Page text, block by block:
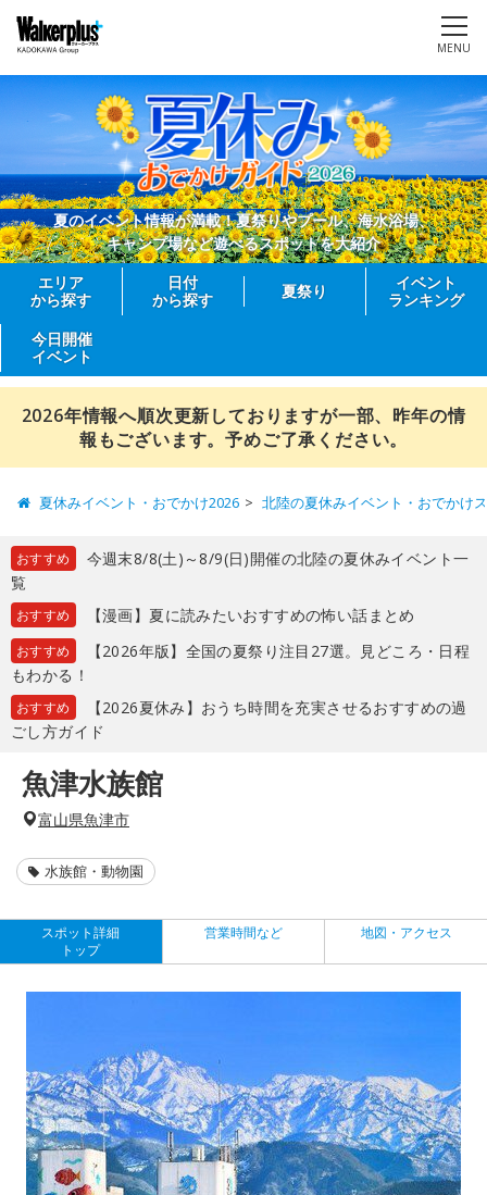
MENU
夏のイベント情報が満載！夏祭りやプール、海水浴場、
キャンプ場など遊べるスポットを大紹介
エリア
から探す
日付
から探す
夏祭り
イベント
ランキング
今日開催
イベント
2026年情報へ順次更新しておりますが一部、昨年の情
報もございます。予めご了承ください。
夏休みイベント・おでかけ2026 北陸の夏休みイベント・おでかけ
おすすめ
今週末8/8(土)～8/9(日)開催の北陸の夏休みイベント一
覧
おすすめ 【漫画】夏に読みたいおすすめの怖い話まとめ
おすすめ
【2026年版】全国の夏祭り注目27選。見どころ・日程
もわかる！
おすすめ
【2026夏休み】おうち時間を充実させるおすすめの過
ごし方ガイド
魚津水族館
富山県魚津市
水族館・動物園
スポット詳細
トップ
営業時間など 地図・アクセス